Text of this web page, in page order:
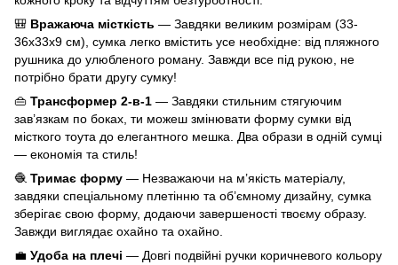
🎒 Вражаюча місткість — Завдяки великим розмірам (33-
36x33x9 см), сумка легко вмістить усе необхідне: від пляжного
рушника до улюбленого роману. Завжди все під рукою, не
потрібно брати другу сумку!
👜 Трансформер 2-в-1 — Завдяки стильним стягуючим
зав’язкам по боках, ти можеш змінювати форму сумки від
місткого тоута до елегантного мешка. Два образи в одній сумці
— економія та стиль!
🧶 Тримає форму — Незважаючи на м’якість матеріалу,
завдяки спеціальному плетінню та об’ємному дизайну, сумка
зберігає свою форму, додаючи завершеності твоєму образу.
Завжди виглядає охайно та охайно.
💼 Удоба на плечі — Довгі подвійні ручки коричневого кольору